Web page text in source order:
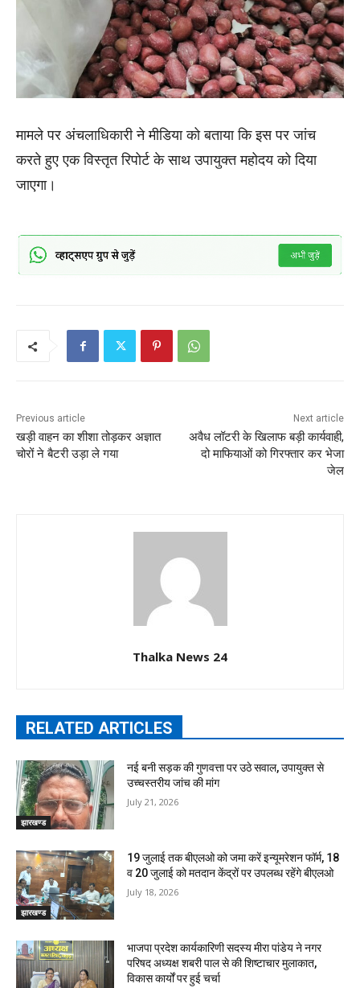
मामले पर अंचलाधिकारी ने मीडिया को बताया कि इस पर जांच
करते हुए एक विस्तृत रिपोर्ट के साथ उपायुक्त महोदय को दिया
जाएगा।
Previous article
खड़ी वाहन का शीशा तोड़कर अज्ञात
चोरों ने बैटरी उड़ा ले गया
Next article
अवैध लॉटरी के खिलाफ बड़ी कार्यवाही,
दो माफियाओं को गिरफ्तार कर भेजा
जेल
Thalka News 24
RELATED ARTICLES
झारखण्ड
नई बनी सड़क की गुणवत्ता पर उठे सवाल, उपायुक्त से
उच्चस्तरीय जांच की मांग
July 21, 2026
झारखण्ड
19 जुलाई तक बीएलओ को जमा करें इन्यूमरेशन फॉर्म, 18
व 20 जुलाई को मतदान केंद्रों पर उपलब्ध रहेंगे बीएलओ
July 18, 2026
भाजपा प्रदेश कार्यकारिणी सदस्य मीरा पांडेय ने नगर
परिषद अध्यक्ष शबरी पाल से की शिष्टाचार मुलाकात,
विकास कार्यों पर हुई चर्चा